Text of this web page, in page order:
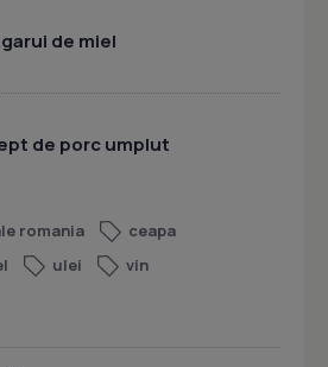
de miel
de porc umplut
romania
ceapa
ulei vin